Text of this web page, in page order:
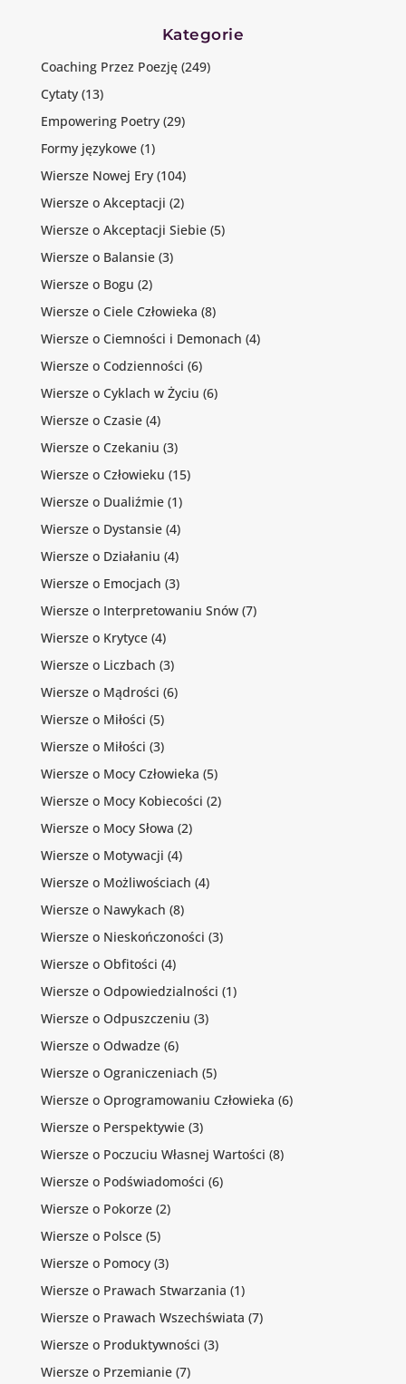
Kategorie
Coaching Przez Poezję(249)
Cytaty(13)
Empowering Poetry(29)
Formy językowe(1)
Wiersze Nowej Ery(104)
Wiersze o Akceptacji (2)
Wiersze o Akceptacji Siebie(5)
Wiersze o Balansie(3)
Wiersze o Bogu (2)
Wiersze o Ciele Człowieka (8)
Wiersze o Ciemności i Demonach (4)
Wiersze o Codzienności (6)
Wiersze o Cyklach w Życiu (6)
Wiersze o Czasie(4)
Wiersze o Czekaniu (3)
Wiersze o Człowieku (15)
Wiersze o Dualiźmie(1)
Wiersze o Dystansie(4)
Wiersze o Działaniu (4)
Wiersze o Emocjach (3)
Wiersze o Interpretowaniu Snów(7)
Wiersze o Krytyce(4)
Wiersze o Liczbach (3)
Wiersze o Mądrości (6)
Wiersze o Miłości (5)
Wiersze o Miłości (3)
Wiersze o Mocy Człowieka (5)
Wiersze o Mocy Kobiecości (2)
Wiersze o Mocy Słowa (2)
Wiersze o Motywacji (4)
Wiersze o Możliwościach (4)
Wiersze o Nawykach (8)
Wiersze o Nieskończoności (3)
Wiersze o Obfitości (4)
Wiersze o Odpowiedzialności (1)
Wiersze o Odpuszczeniu (3)
Wiersze o Odwadze(6)
Wiersze o Ograniczeniach (5)
Wiersze o Oprogramowaniu Człowieka (6)
Wiersze o Perspektywie(3)
Wiersze o Poczuciu Własnej Wartości (8)
Wiersze o Podświadomości (6)
Wiersze o Pokorze(2)
Wiersze o Polsce(5)
Wiersze o Pomocy(3)
Wiersze o Prawach Stwarzania (1)
Wiersze o Prawach Wszechświata (7)
Wiersze o Produktywności (3)
Wiersze o Przemianie(7)